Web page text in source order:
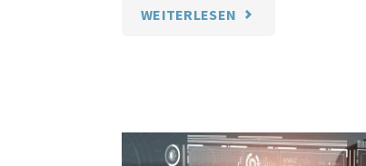
WEITERLESEN "ALLE
ALLE